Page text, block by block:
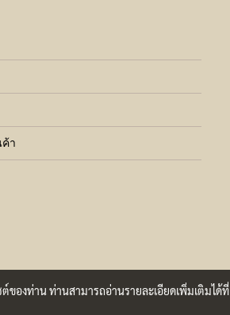
า
ของท่าน ท่านสามารถอ่านรายละเอียดเพิ่มเติมได้ที่